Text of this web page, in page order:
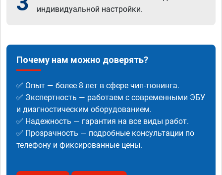
индивидуальной настройки.
Почему нам можно доверять?
✅ Опыт — более 8 лет в сфере чип-тюнинга.
✅ Экспертность — работаем с современными ЭБУ
и диагностическим оборудованием.
✅ Надежность — гарантия на все виды работ.
✅ Прозрачность — подробные консультации по
телефону и фиксированные цены.